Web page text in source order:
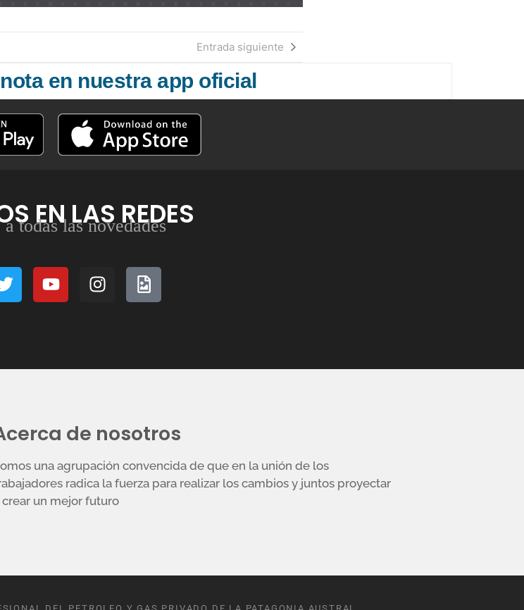
Entrada siguiente
en nuestra app oficial
EN LAS REDES
todas las novedades
de nosotros
una agrupación convencida de que en la unión de los
radica la fuerza para realizar los cambios y juntos proyectar
crear un mejor futuro